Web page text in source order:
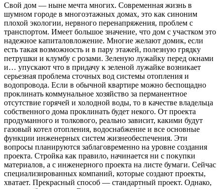
Свой дом — ныне мечта многих. Современная жизнь в
шумном городе в многоэтажных домах, это как синоним
плохой экологии, нервного перенапряжения, проблем с
транспортом. Имеет большое значение, что дом с участком это
надежное капиталовложение. Многие желают домик, если
есть такая возможность и в пару этажей, полезную грядку
петрушки и клумбу с розами. Зеленую лужайку перед окнами
и… упускают что в придачу к зеленой лужайке возникает
серьезная проблема сточных вод системы отопления и
водопровода. Если в обычной квартире можно беспощадно
проклинать коммунальное хозяйство за перманентное
отсутствие горячей и холодной воды, то в качестве владельца
собственного дома проклинать будет некого. От проекта
продуманного и толкового, реально зависит, какими будут
газовый котел отопления, водоснабжение и все основные
функции инженерных систем жизнеобеспечения. Эти
вопросы планируются заблаговременно на уровне создания
проекта. Стройка как правило, начинается ни с покупки
материалов, а с инженерного проекта на листе бумаги. Сейчас
специализированных компаний, которые создают проекты,
хватает. Прекрасный способ — стандартный проект. Однако,